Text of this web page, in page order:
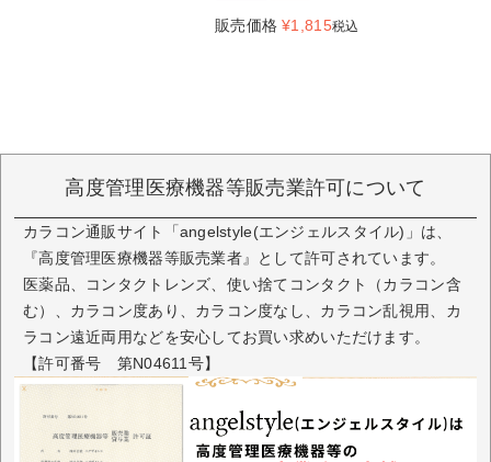
販売価格 ¥1,815税込
高度管理医療機器等販売業許可について
カラコン通販サイト「angelstyle(エンジェルスタイル)」は、
『高度管理医療機器等販売業者』として許可されています。
医薬品、コンタクトレンズ、使い捨てコンタクト（カラコン含
む）、カラコン度あり、カラコン度なし、カラコン乱視用、カ
ラコン遠近両用などを安心してお買い求めいただけます。
【許可番号 第N04611号】